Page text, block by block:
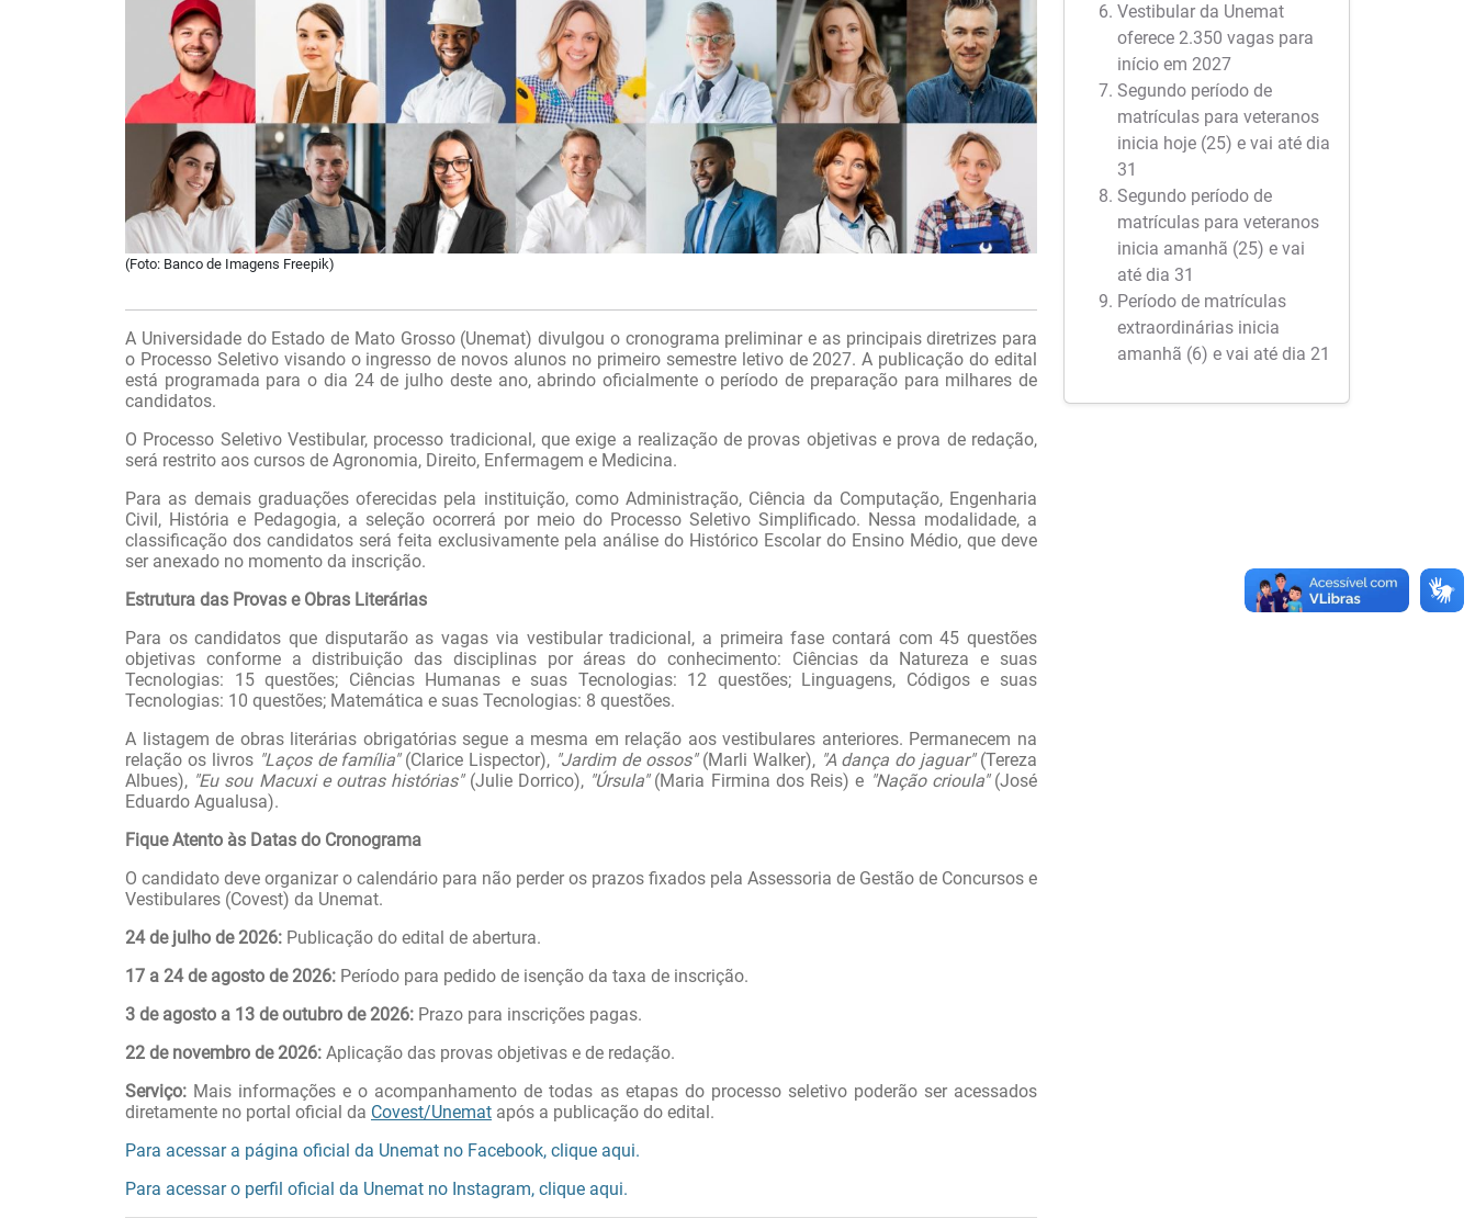
(Foto: Banco de Imagens Freepik)
A Universidade do Estado de Mato Grosso (Unemat) divulgou o cronograma preliminar e as principais diretrizes para
o Processo Seletivo visando o ingresso de novos alunos no primeiro semestre letivo de 2027. A publicação do edital
está programada para o dia 24 de julho deste ano, abrindo oficialmente o período de preparação para milhares de
candidatos.
O Processo Seletivo Vestibular, processo tradicional, que exige a realização de provas objetivas e prova de redação,
será restrito aos cursos de Agronomia, Direito, Enfermagem e Medicina.
Para as demais graduações oferecidas pela instituição, como Administração, Ciência da Computação, Engenharia
Civil, História e Pedagogia, a seleção ocorrerá por meio do Processo Seletivo Simplificado. Nessa modalidade, a
classificação dos candidatos será feita exclusivamente pela análise do Histórico Escolar do Ensino Médio, que deve
ser anexado no momento da inscrição.
Estrutura das Provas e Obras Literárias
Para os candidatos que disputarão as vagas via vestibular tradicional, a primeira fase contará com 45 questões
objetivas conforme a distribuição das disciplinas por áreas do conhecimento: Ciências da Natureza e suas
Tecnologias: 15 questões; Ciências Humanas e suas Tecnologias: 12 questões; Linguagens, Códigos e suas
Tecnologias: 10 questões; Matemática e suas Tecnologias: 8 questões.
A listagem de obras literárias obrigatórias segue a mesma em relação aos vestibulares anteriores. Permanecem na
relação os livros "Laços de família"(Clarice Lispector), "Jardim de ossos"(Marli Walker), "A dança do jaguar"(Tereza
Albues), "Eu sou Macuxi e outras histórias"(Julie Dorrico), "Úrsula"(Maria Firmina dos Reis) e "Nação crioula"(José
Eduardo Agualusa).
Fique Atento às Datas do Cronograma
O candidato deve organizar o calendário para não perder os prazos fixados pela Assessoria de Gestão de Concursos e
Vestibulares (Covest) da Unemat.
24 de julho de 2026: Publicação do edital de abertura.
17 a 24 de agosto de 2026: Período para pedido de isenção da taxa de inscrição.
3 de agosto a 13 de outubro de 2026: Prazo para inscrições pagas.
22 de novembro de 2026: Aplicação das provas objetivas e de redação.
Serviço: Mais informações e o acompanhamento de todas as etapas do processo seletivo poderão ser acessados
diretamente no portal oficial da Covest/Unemat após a publicação do edital.
Para acessar a página oficial da Unemat no Facebook, clique aqui.
Para acessar o perfil oficial da Unemat no Instagram, clique aqui.
Vestibular da Unemat
oferece 2.350 vagas para
início em 2027
Segundo período de
matrículas para veteranos
inicia hoje (25) e vai até dia
31
Segundo período de
matrículas para veteranos
inicia amanhã (25) e vai
até dia 31
Período de matrículas
extraordinárias inicia
amanhã (6) e vai até dia 21